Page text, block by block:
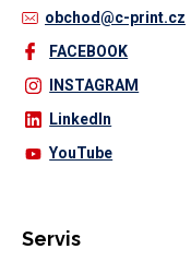
obchod@c-print.cz
FACEBOOK
INSTAGRAM
LinkedIn
YouTube
Servis